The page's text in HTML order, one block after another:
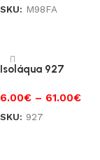
SKU: M98FA
Isoláqua 927
6.00€ – 61.00€
SKU: 927